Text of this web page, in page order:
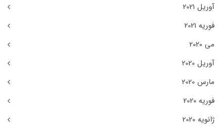
آوریل 2021
فوریه 2021
می 2020
آوریل 2020
مارس 2020
فوریه 2020
ژانویه 2020